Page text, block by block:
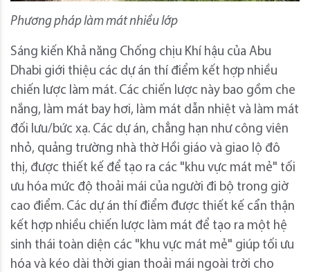
Phương pháp làm mát nhiều lớp
Sáng kiến ​​Khả năng Chống chịu Khí hậu của Abu
Dhabi giới thiệu các dự án thí điểm kết hợp nhiều
chiến lược làm mát. Các chiến lược này bao gồm che
nắng, làm mát bay hơi, làm mát dẫn nhiệt và làm mát
đối lưu/bức xạ. Các dự án, chẳng hạn như công viên
nhỏ, quảng trường nhà thờ Hồi giáo và giao lộ đô
thị, được thiết kế để tạo ra các "khu vực mát mẻ" tối
ưu hóa mức độ thoải mái của người đi bộ trong giờ
cao điểm. Các dự án thí điểm được thiết kế cẩn thận
kết hợp nhiều chiến lược làm mát để tạo ra một hệ
sinh thái toàn diện các "khu vực mát mẻ" giúp tối ưu
hóa và kéo dài thời gian thoải mái ngoài trời cho